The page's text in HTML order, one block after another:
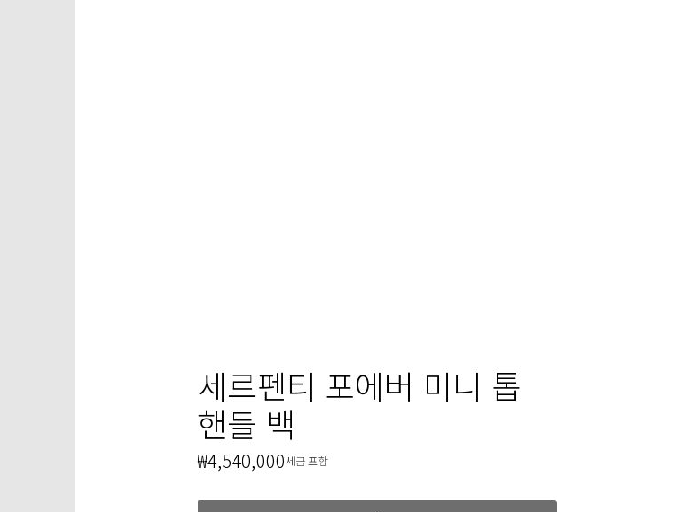
세르펜티 포에버 미니 톱
핸들 백
₩4,540,000현재 가격 ₩4,540,000
세금 포함